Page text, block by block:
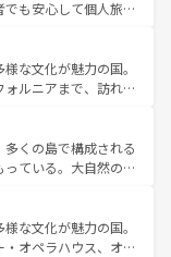
豊富。イギリスを旅
も安心して個人旅行
らではのユニークな
く町歩きも満喫する
物価も高いが、旅行
る。 なお、新
を参照してほしい。
な文化が魅力の国。
ルニアまで、訪れる
ング、エンターテイ
だ。一方、アメリカ
ャニオンやイエロー
食が融合した独特の
域で異なる魅力を楽
を感じることができ
くの島で構成される
ている。大自然の神
光地といえばオアフ
イ島やカウアイ島が
海をはじめ、豊かな
な文化が魅力の国。
オペラハウス、オー